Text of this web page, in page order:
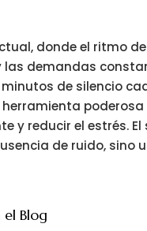
donde el ritmo
las demandas
de silencio
herramienta
y reducir el estrés. El
de ruido, sino
Blog